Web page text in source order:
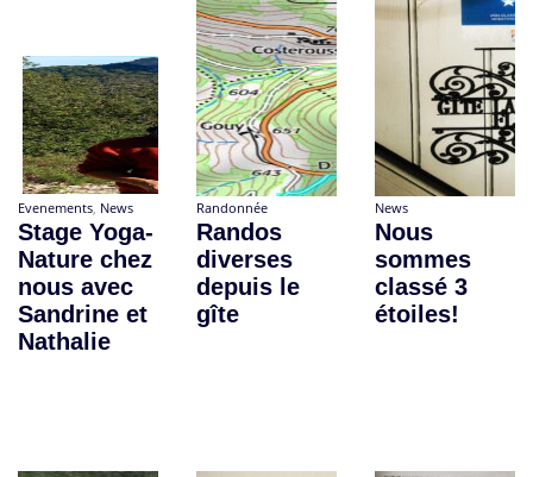
Evenements, News
Stage Yoga-
Nature chez
nous avec
Sandrine et
Nathalie
Randonnée
Randos
diverses
depuis le
gîte
News
Nous
sommes
classé 3
étoiles!